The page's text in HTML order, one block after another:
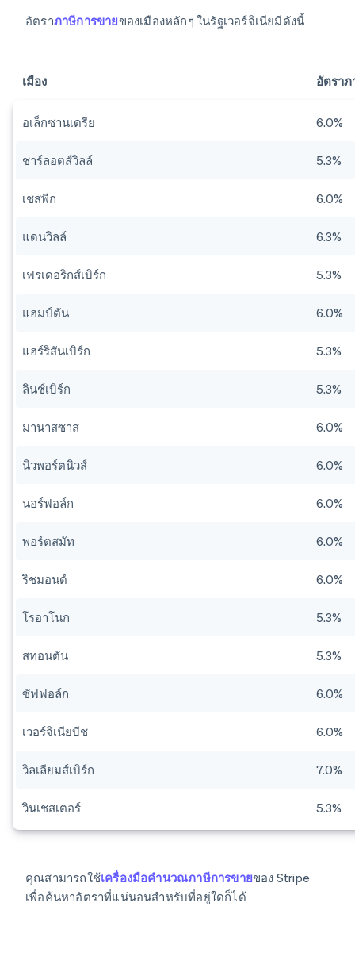
อัตราภาษีการขายของเมืองหลักๆ ในรัฐเวอร์จิเนียมีดังนี้
เมือง อัตราภ
อเล็กซานเดรีย 6.0%
ชาร์ลอตส์วิลล์ 5.3%
เชสพีก 6.0%
แดนวิลล์ 6.3%
เฟรเดอริกส์เบิร์ก 5.3%
แฮมป์ตัน 6.0%
แฮร์ริสันเบิร์ก 5.3%
ลินช์เบิร์ก 5.3%
มานาสซาส 6.0%
นิวพอร์ตนิวส์ 6.0%
นอร์ฟอล์ก 6.0%
พอร์ตสมัท 6.0%
ริชมอนด์ 6.0%
โรอาโนก 5.3%
สทอนตัน 5.3%
ซัฟฟอล์ก 6.0%
เวอร์จิเนียบีช 6.0%
วิลเลียมส์เบิร์ก 7.0%
วินเชสเตอร์ 5.3%
คุณสามารถใช้เครื่องมือคำนวณภาษีการขายของ Stripe
เพื่อค้นหาอัตราที่แน่นอนสำหรับที่อยู่ใดก็ได้